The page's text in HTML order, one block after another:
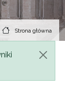
Strona główna